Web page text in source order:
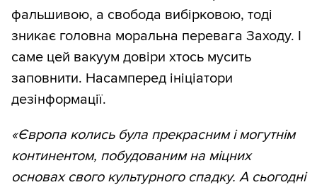
фальшивою, а свобода вибірковою, тоді
зникає головна моральна перевага Заходу. І
саме цей вакуум довіри хтось мусить
заповнити. Насамперед ініціатори
дезінформації.
«Європа колись була прекрасним і могутнім
континентом, побудованим на міцних
основах свого культурного спадку. А сьогодні